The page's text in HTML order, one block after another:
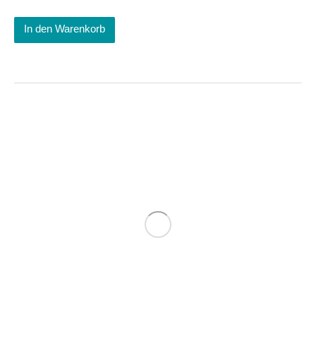
In den Warenkorb